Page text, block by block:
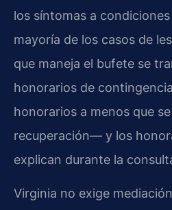
los síntomas a
mayoría de los casos de
que maneja el bufete se
honorarios de
honorarios a menos que
recuperación— y los
explican durante la
Virginia no exige